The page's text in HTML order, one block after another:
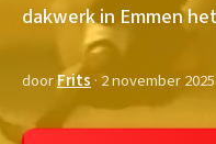
dakwerk in Emmen
doorFrits · 2 november 2025